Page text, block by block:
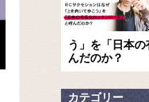
う」を「日本
んだのか？
カテゴリー